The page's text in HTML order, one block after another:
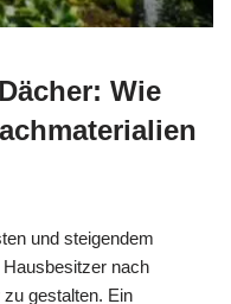
Wie
und steigendem
nach
gestalten. Ein